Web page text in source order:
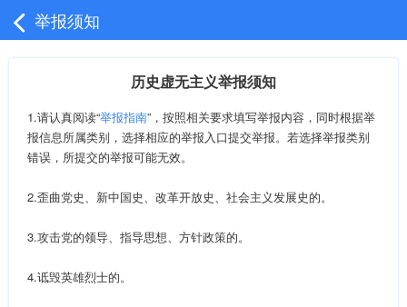
举报须知
历史虚无主义举报须知
1.请认真阅读“举报指南”，按照相关要求填写举报内容，同时根据举
报信息所属类别，选择相应的举报入口提交举报。若选择举报类别
错误，所提交的举报可能无效。
2.歪曲党史、新中国史、改革开放史、社会主义发展史的。
3.攻击党的领导、指导思想、方针政策的。
4.诋毁英雄烈士的。